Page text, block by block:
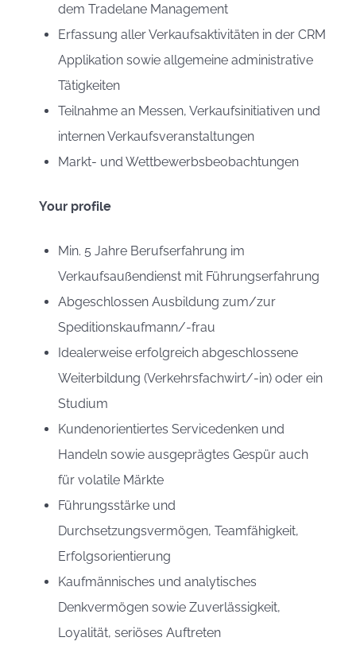
dem Tradelane Management
Erfassung aller Verkaufsaktivitäten in der CRM
Applikation sowie allgemeine administrative
Tätigkeiten
Teilnahme an Messen, Verkaufsinitiativen und
internen Verkaufsveranstaltungen
Markt- und Wettbewerbsbeobachtungen
Your profile
Min. 5 Jahre Berufserfahrung im
Verkaufsaußendienst mit Führungserfahrung
Abgeschlossen Ausbildung zum/zur
Speditionskaufmann/-frau
Idealerweise erfolgreich abgeschlossene
Weiterbildung (Verkehrsfachwirt/-in) oder ein
Studium
Kundenorientiertes Servicedenken und
Handeln sowie ausgeprägtes Gespür auch
für volatile Märkte
Führungsstärke und
Durchsetzungsvermögen, Teamfähigkeit,
Erfolgsorientierung
Kaufmännisches und analytisches
Denkvermögen sowie Zuverlässigkeit,
Loyalität, seriöses Auftreten